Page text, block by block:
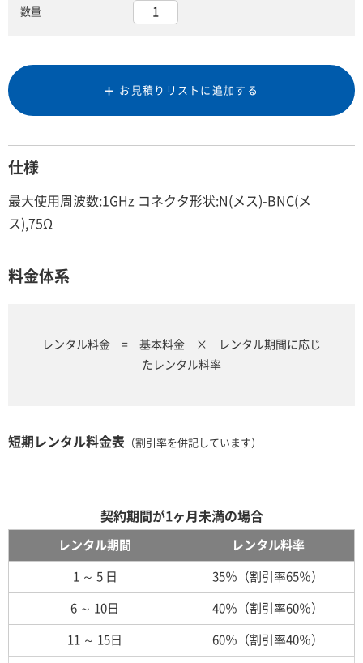
数量
お見積りリストに追加する
仕様
最大使用周波数:1GHz コネクタ形状:N(メス)-BNC(メ
ス),75Ω
料金体系
レンタル料金 = 基本料金 × レンタル期間に応じ
たレンタル料率
短期レンタル料金表 （割引率を併記しています）
契約期間が1ヶ月未満の場合
レンタル期間 レンタル料率
1 ～ 5 日 35％（割引率65％）
6 ～ 10日 40％（割引率60％）
11 ～ 15日 60％（割引率40％）